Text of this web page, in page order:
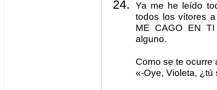
Ya me he leído
todos los vítores
ME CAGO EN
alguno.
Como se te ocurre
«-Oye, Violeta,